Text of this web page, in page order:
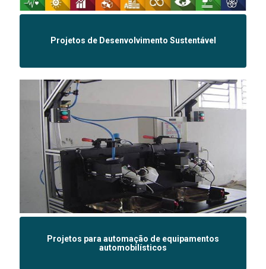
Projetos de Desenvolvimento Sustentável
Projetos para automação de equipamentos
automobilísticos